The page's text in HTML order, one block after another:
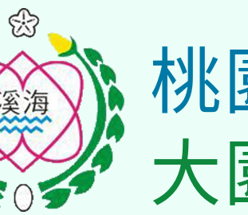
桃
大